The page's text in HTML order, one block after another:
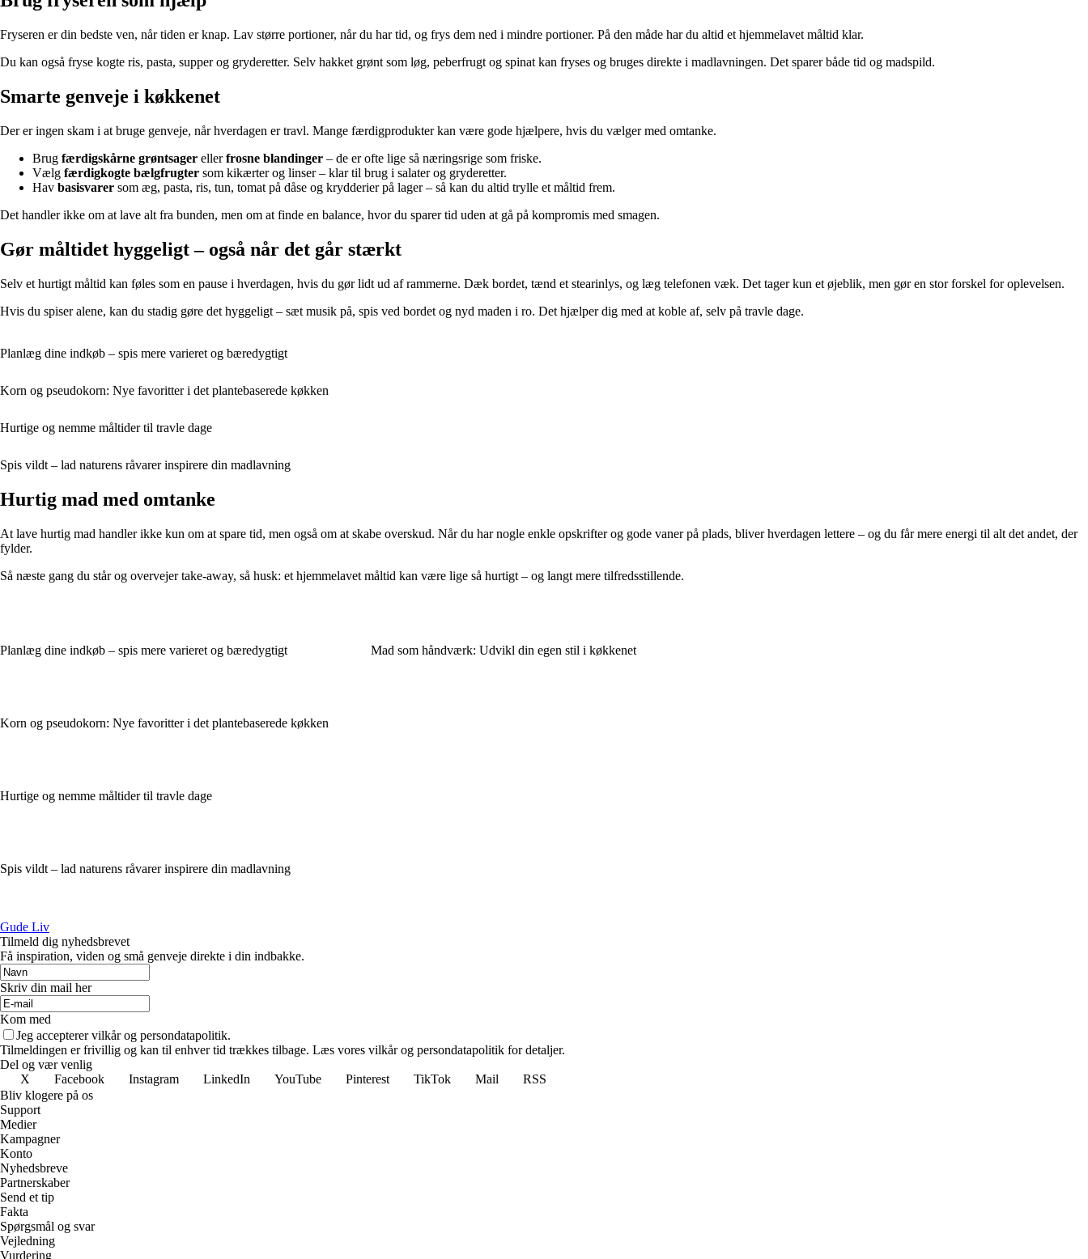
Fryseren er din bedste ven, når tiden er knap. Lav større portioner, når du har tid, og frys dem ned i mindre portioner. På den måde har du altid et hjemmelavet måltid klar.
Du kan også fryse kogte ris, pasta, supper og gryderetter. Selv hakket grønt som løg, peberfrugt og spinat kan fryses og bruges direkte i madlavningen. Det sparer både tid og madspild.
Smarte genveje i køkkenet
Der er ingen skam i at bruge genveje, når hverdagen er travl. Mange færdigprodukter kan være gode hjælpere, hvis du vælger med omtanke.
Brug færdigskårne grøntsager ellerfrosne blandinger – de er ofte lige så næringsrige som friske.
Vælg færdigkogte bælgfrugter som kikærter og linser – klar til brug i salater og gryderetter.
Hav basisvarer som æg, pasta, ris, tun, tomat på dåse og krydderier på lager – så kan du altid trylle et måltid frem.
Det handler ikke om at lave alt fra bunden, men om at finde en balance, hvor du sparer tid uden at gå på kompromis med smagen.
Gør måltidet hyggeligt – også når det går stærkt
Selv et hurtigt måltid kan føles som en pause i hverdagen, hvis du gør lidt ud af rammerne. Dæk bordet, tænd et stearinlys, og læg telefonen væk. Det tager kun et øjeblik, men gør en stor forskel for oplevelsen.
Hvis du spiser alene, kan du stadig gøre det hyggeligt – sæt musik på, spis ved bordet og nyd maden i ro. Det hjælper dig med at koble af, selv på travle dage.
Planlæg dine indkøb – spis mere varieret og bæredygtigt
Korn og pseudokorn: Nye favoritter i det plantebaserede køkken
Hurtige og nemme måltider til travle dage
Spis vildt – lad naturens råvarer inspirere din madlavning
Hurtig mad med omtanke
At lave hurtig mad handler ikke kun om at spare tid, men også om at skabe overskud. Når du har nogle enkle opskrifter og gode vaner på plads, bliver hverdagen lettere – og du får mere energi til alt det andet, der
fylder.
Så næste gang du står og overvejer take-away, så husk: et hjemmelavet måltid kan være lige så hurtigt – og langt mere tilfredsstillende.
Planlæg dine indkøb – spis mere varieret og bæredygtigt
Korn og pseudokorn: Nye favoritter i det plantebaserede køkken
Hurtige og nemme måltider til travle dage
Spis vildt – lad naturens råvarer inspirere din madlavning
Mad som håndværk: Udvikl din egen stil i køkkenet
Gude Liv
Tilmeld dig nyhedsbrevet
Få inspiration, viden og små genveje direkte i din indbakke.
Skriv din mail her
Kom med
Jeg accepterer vilkår og persondatapolitik.
Tilmeldingen er frivillig og kan til enhver tid trækkes tilbage. Læs vores vilkår og persondatapolitik for detaljer.
Del og vær venlig
X
Facebook Instagram LinkedIn YouTube Pinterest TikTok Mail
RSS
Bliv klogere på os
Support
Medier
Kampagner
Konto
Nyhedsbreve
Partnerskaber
Send et tip
Fakta
Spørgsmål og svar
Vejledning
Vurdering